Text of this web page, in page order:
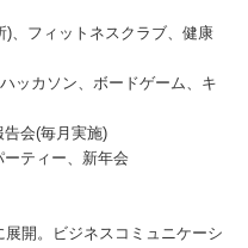
、フィットネスクラブ、健康
ッカソン、ボードゲーム、キ
会(毎月実施)
ティー、新年会
開。ビジネスコミュニケーシ